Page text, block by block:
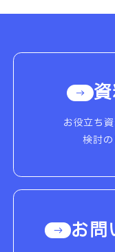
お役立ち
検討の
お問